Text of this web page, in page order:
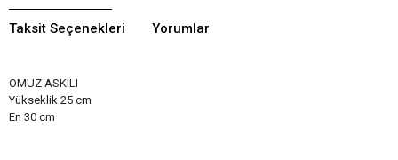
Taksit Seçenekleri Yorumlar
OMUZ ASKILI
Yükseklik 25 cm
En 30 cm